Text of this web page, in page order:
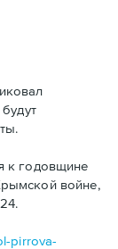
к годовщине
войне,
pirrova-